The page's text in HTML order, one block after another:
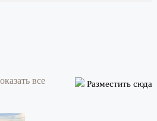
все
Разместить сюда